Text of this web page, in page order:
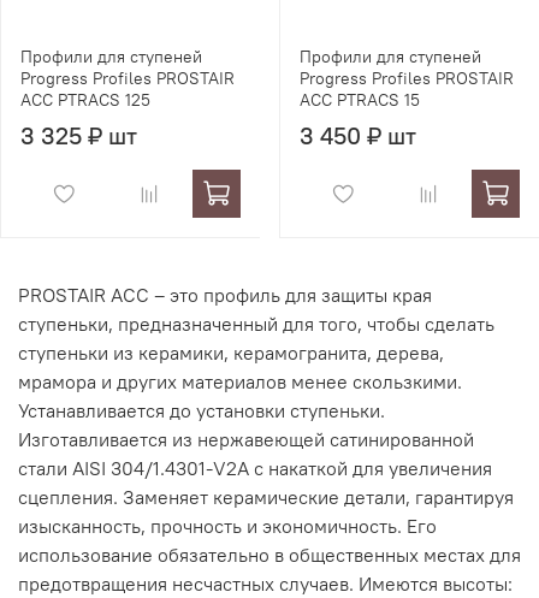
Профили для ступеней
Progress Profiles PROSTAIR
ACC PTRACS 125
3 325 ₽ шт
Профили для ступеней
Progress Profiles PROSTAIR
ACC PTRACS 15
3 450 ₽ шт
PROSTAIR ACC – это профиль для защиты края
ступеньки, предназначенный для того, чтобы сделать
ступеньки из керамики, керамогранита, дерева,
мрамора и других материалов менее скользкими.
Устанавливается до установки ступеньки.
Изготавливается из нержавеющей сатинированной
стали AISI 304/1.4301-V2A с накаткой для увеличения
сцепления. Заменяет керамические детали, гарантируя
изысканность, прочность и экономичность. Его
использование обязательно в общественных местах для
предотвращения несчастных случаев. Имеются высоты: